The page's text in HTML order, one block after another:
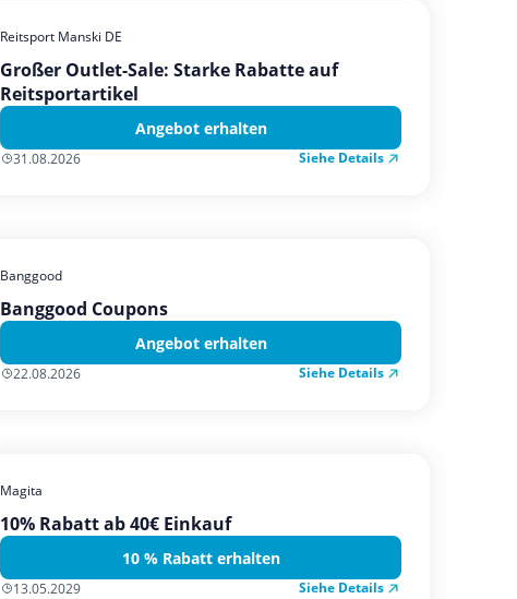
Reitsport Manski DE
Großer Outlet-Sale: Starke Rabatte auf
Reitsportartikel
Angebot erhalten
31.08.2026 Siehe Details
Banggood
Banggood Coupons
Angebot erhalten
22.08.2026 Siehe Details
Magita
10% Rabatt ab 40€ Einkauf
10 % Rabatt erhalten
13.05.2029 Siehe Details